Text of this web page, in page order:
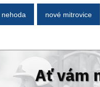
nehoda nové mitrovice
Ať vám